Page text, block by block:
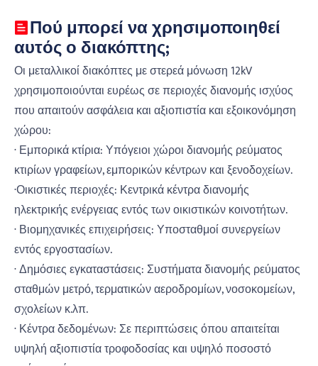
Πού μπορεί να χρησιμοποιηθεί
αυτός ο διακόπτης;
Οι μεταλλικοί διακόπτες με στερεά μόνωση 12kV
χρησιμοποιούνται ευρέως σε περιοχές διανομής ισχύος
που απαιτούν ασφάλεια και αξιοπιστία και εξοικονόμηση
χώρου:
· Εμπορικά κτίρια: Υπόγειοι χώροι διανομής ρεύματος
κτιρίων γραφείων, εμπορικών κέντρων και ξενοδοχείων.
·Οικιστικές περιοχές: Κεντρικά κέντρα διανομής
ηλεκτρικής ενέργειας εντός των οικιστικών κοινοτήτων.
· Βιομηχανικές επιχειρήσεις: Υποσταθμοί συνεργείων
εντός εργοστασίων.
· Δημόσιες εγκαταστάσεις: Συστήματα διανομής ρεύματος
σταθμών μετρό, τερματικών αεροδρομίων, νοσοκομείων,
σχολείων κ.λπ.
· Κέντρα δεδομένων: Σε περιπτώσεις όπου απαιτείται
υψηλή αξιοπιστία τροφοδοσίας και υψηλό ποσοστό